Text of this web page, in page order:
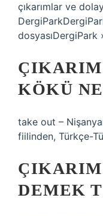
çıkarımlar ve
dosyasıDergiPark
KÖKÜ
take out –
fiilinden, Türkçe-
ÇIKARIM
DEMEK